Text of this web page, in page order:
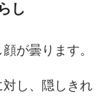
し
が曇ります。
し、隠しきれ